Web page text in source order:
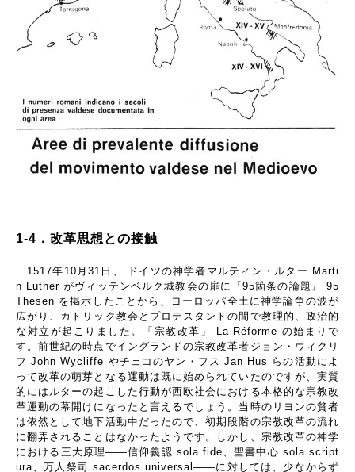
1-4 ．改革思想との接触
1517年 10 月31 日、 ドイツの神学者マルティン・ルター Marti
n Lutherがヴィッテンベルク城教会の扉に『95箇条の論題』
95
Thesen を掲示したことから、ヨーロッパ全土に神学論争の波が
広がり、カトリック教会とプロテスタントの間で教理的、政治的
な対立が起こりました。「宗教改革」
La Réforme の始まりで
す。前世紀の時点でイングランドの宗教改革者ジョン・ウィクリ
フ John Wycliffe やチェコのヤン・フス Jan Hus らの活動によ
って改革の萌芽となる運動は既に始められていたのですが、実質
的にはルターの起こした行動が西欧社会における本格的な宗教改
革運動の幕開けになったと言えるでしょう。当時のリヨンの貧者
は依然として地下活動中だったので、初期段階の宗教改革の流れ
に翻弄されることはなかったようです。しかし、宗教改革の神学
における三大原理――信仰義認 sola fide、聖書中心 sola script
ura、万人祭司 sacerdos universal――に対しては、少なからず